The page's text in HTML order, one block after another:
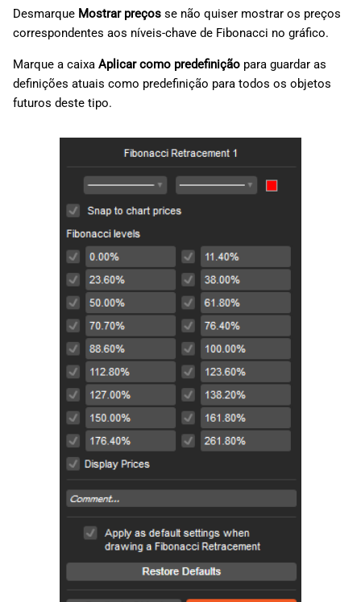
Desmarque Mostrar preços se não quiser mostrar os preços
correspondentes aos níveis-chave de Fibonacci no gráfico.
Marque a caixa Aplicar como predefinição para guardar as
definições atuais como predefinição para todos os objetos
futuros deste tipo.